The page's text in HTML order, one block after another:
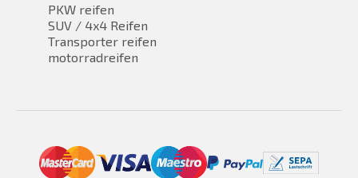
PKW reifen
SUV / 4x4 Reifen
Transporter reifen
motorradreifen